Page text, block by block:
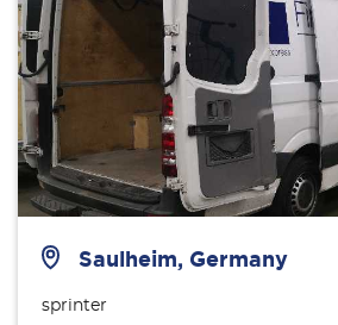
Saulheim, Germany
sprinter